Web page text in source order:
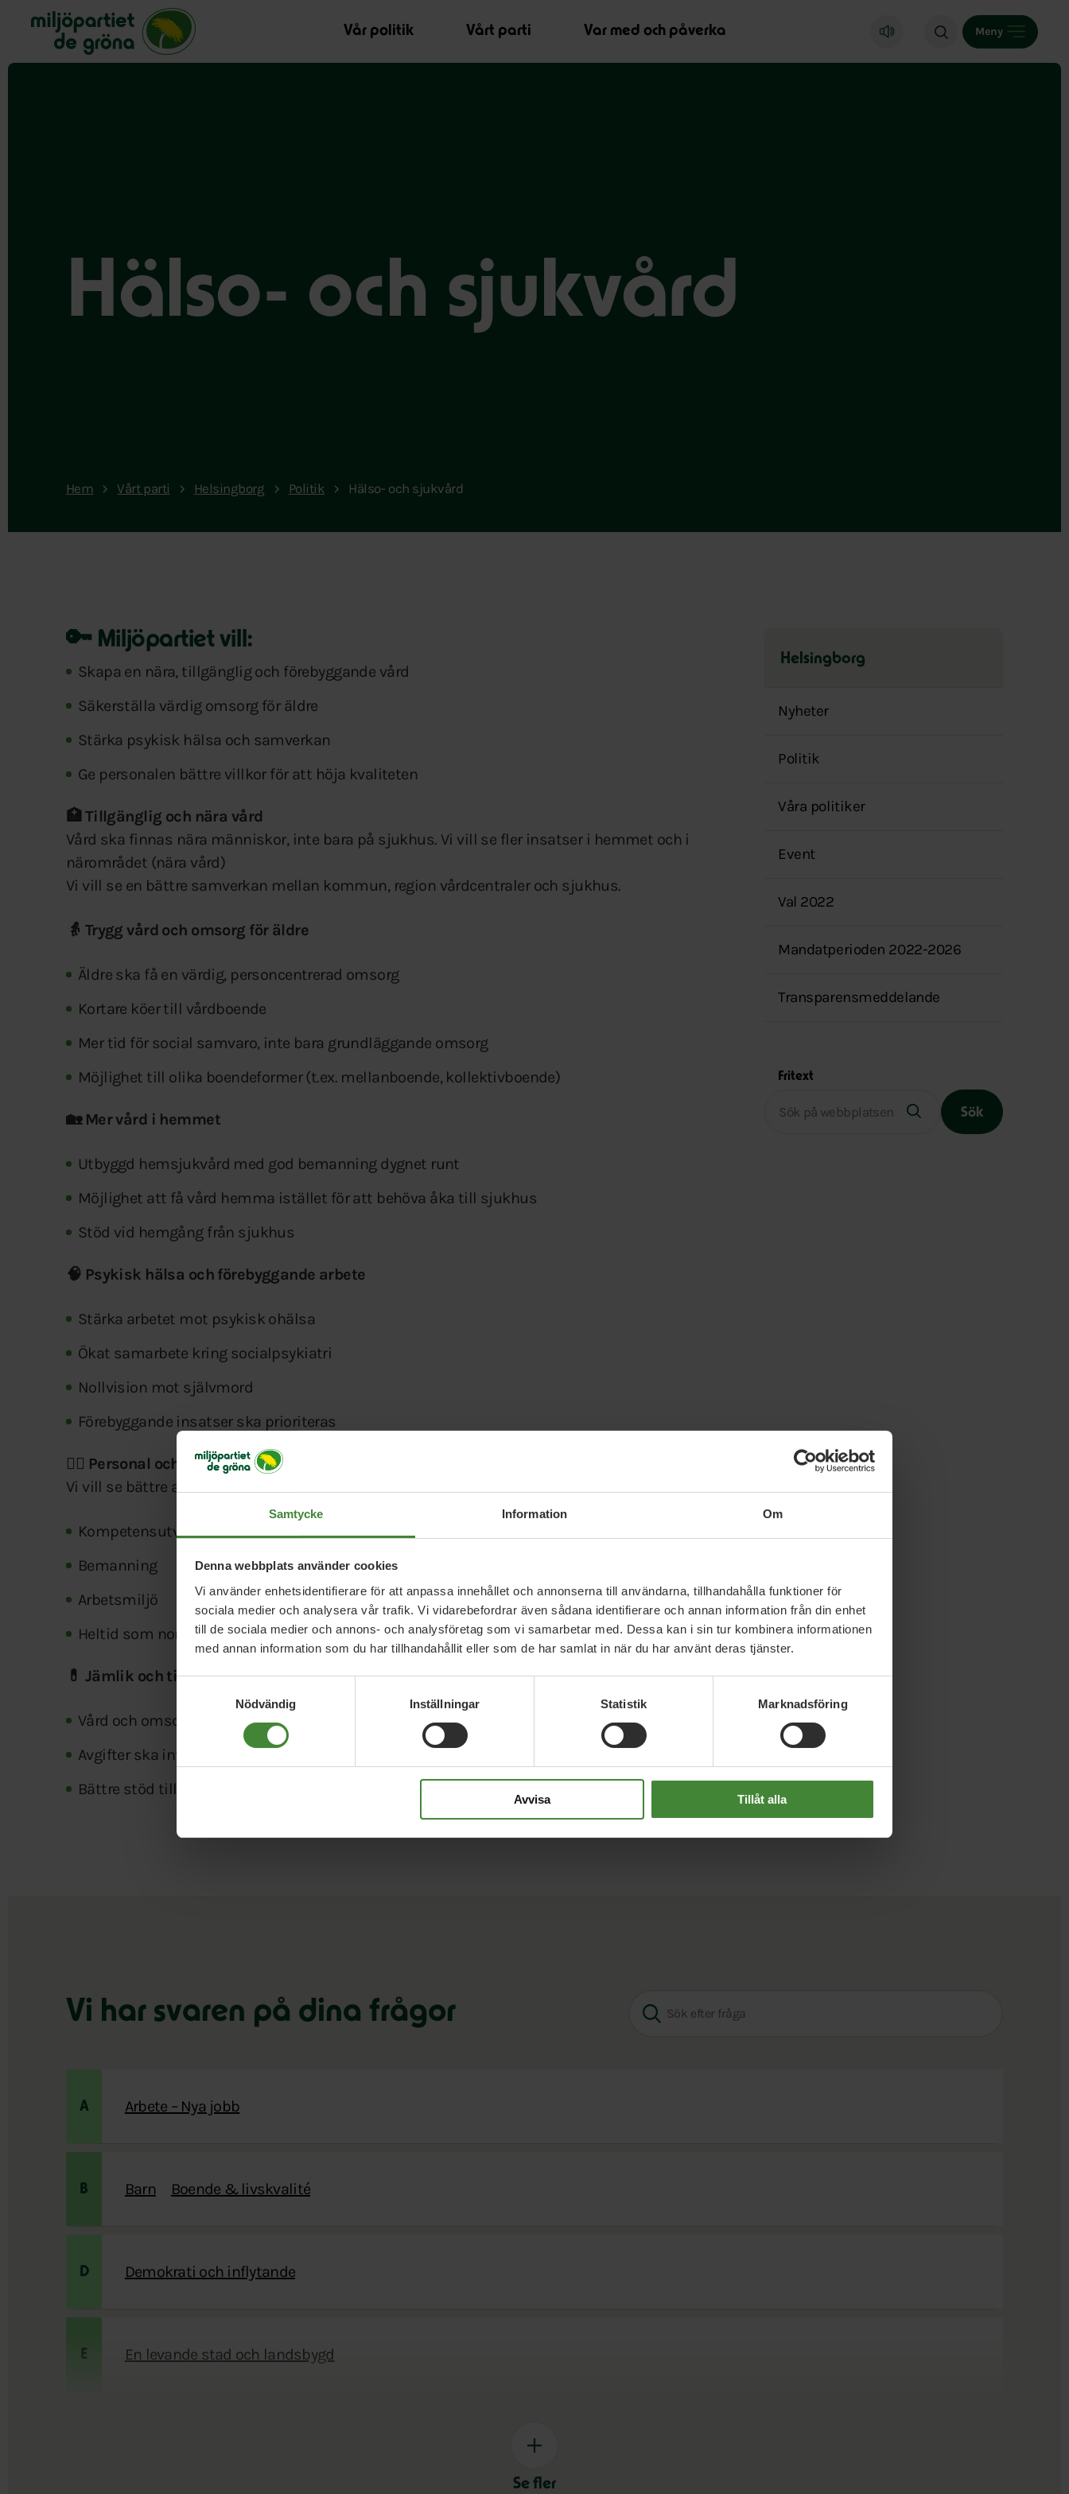
Samtycke Information Om
Denna webbplats använder cookies
Vi använder enhetsidentifierare för att anpassa innehållet och annonserna till användarna, tillhandahålla funktioner för
sociala medier och analysera vår trafik. Vi vidarebefordrar även sådana identifierare och annan information från din enhet
till de sociala medier och annons- och analysföretag som vi samarbetar med. Dessa kan i sin tur kombinera informationen
med annan information som du har tillhandahållit eller som de har samlat in när du har använt deras tjänster.
Nödvändig
Inställningar Statistik Marknadsföring
Avvisa Tillåt alla
Miljöpartiet de gröna, startsida
Vår politik
Vårt parti Var med och påverka Meny
Hälso- och sjukvård
Hem Vårt parti Helsingborg Politik Hälso- och sjukvård
🔑 Miljöpartiet vill:
Skapa en nära, tillgänglig och förebyggande vård
Säkerställa värdig omsorg för äldre
Stärka psykisk hälsa och samverkan
Ge personalen bättre villkor för att höja kvaliteten
🏥 Tillgänglig och nära vård
Vård ska finnas nära människor, inte bara på sjukhus. Vi vill se fler insatser i hemmet och i
närområdet (nära vård)
Vi vill se en bättre samverkan mellan kommun, region vårdcentraler och sjukhus.
👵 Trygg vård och omsorg för äldre
Äldre ska få en värdig, personcentrerad omsorg
Kortare köer till vårdboende
Mer tid för social samvaro, inte bara grundläggande omsorg
Möjlighet till olika boendeformer (t.ex. mellanboende, kollektivboende)
🏡 Mer vård i hemmet
Utbyggd hemsjukvård med god bemanning dygnet runt
Möjlighet att få vård hemma istället för att behöva åka till sjukhus
Stöd vid hemgång från sjukhus
🧠 Psykisk hälsa och förebyggande arbete
Stärka arbetet mot psykisk ohälsa
Ökat samarbete kring socialpsykiatri
Nollvision mot självmord
Förebyggande insatser ska prioriteras
🧑‍⚕️ Personal och arbetsvillkor
Vi vill se bättre arbetsvillkor för personal inom vård och omsorg med satsningar på:
Kompetensutveckling
Bemanning
Arbetsmiljö
Heltid som norm, men flexibla arbetstider ska finnas
💊 Jämlik och tillgänglig vård
Vård och omsorg ska vara jämlik och behovsstyrd
Avgifter ska inte hindra människor från att få hjälp
Bättre stöd till anhöriga och utsatta grupper
Helsingborg
över
menyn
Nyheter
Politik
Våra politiker
Event
Val 2022
Mandatperioden 2022-2026
Transparensmeddelande
Fritext
Sök
Vi har svaren på dina frågor
A Arbete – Nya jobb
B Barn Boende & livskvalité
D Demokrati och inflytande
E En levande stad och landsbygd
Se fler